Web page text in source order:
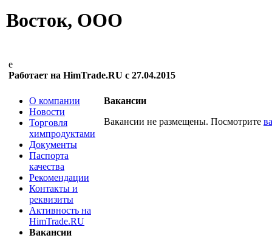
Восток, ООО
е
Работает на HimTrade.RU с 27.04.2015
О компании
Новости
Торговля
химпродуктами
Документы
Паспорта
качества
Рекомендации
Контакты и
реквизиты
Активность на
HimTrade.RU
Вакансии
Вакансии
Вакансии не размещены. Посмотрите